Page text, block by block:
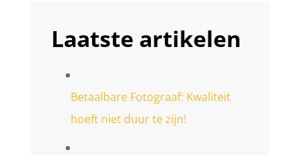
Laatste artikelen
Betaalbare Fotograaf: Kwaliteit
hoeft niet duur te zijn!